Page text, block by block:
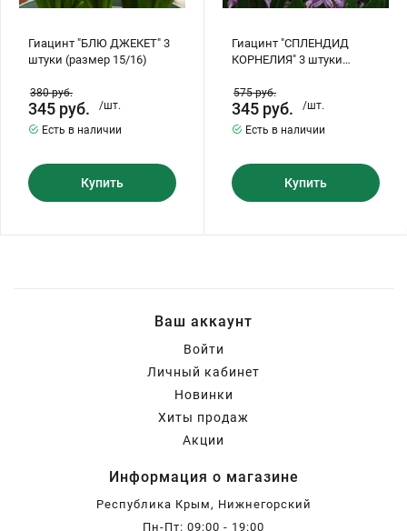
Гиацинт "БЛЮ ДЖЕКЕТ" 3
штуки (размер 15/16)
380руб.
345 руб.
/шт.
Есть в наличии
Купить
Гиацинт "СПЛЕНДИД
КОРНЕЛИЯ" 3 штуки
575руб.
345 руб.
/шт.
Есть в наличии
Купить
Ваш аккаунт
Войти
Личный кабинет
Новинки
Хиты продаж
Акции
Информация о магазине
Республика Крым, Нижнегорский
Пн-Пт: 09:00 - 19:00